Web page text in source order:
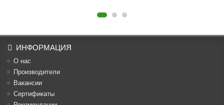
ИНФОРМАЦИЯ
О нас
Производители
Вакансии
Cертификаты